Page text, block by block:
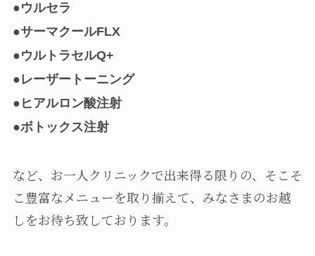
●ウルセラ
●サーマクールFLX
●ウルトラセルQ+
●レーザートーニング
●ヒアルロン酸注射
●ボトックス注射
など、お一人クリニックで出来得る限りの、そこそ
こ豊富なメニューを取り揃えて、みなさまのお越
しをお待ち致しております。